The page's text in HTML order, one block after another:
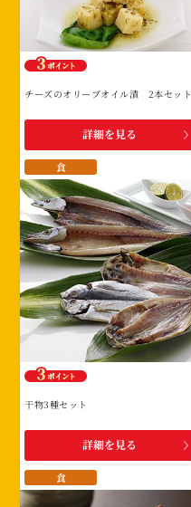
チーズのオリーブオイル漬 2本セット
詳細を見る
食
干物3種セット
詳細を見る
食